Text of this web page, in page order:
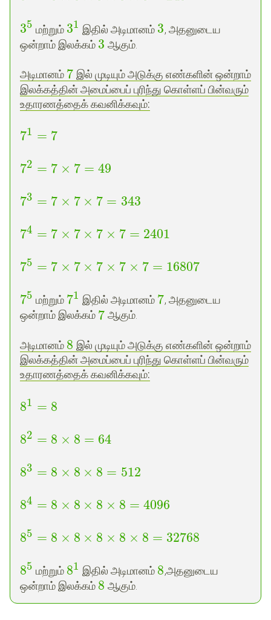
35 மற்றும் 31 இதில் அடிமானம் 3, அதனுடைய
ஒன்றாம் இலக்கம் 3 ஆகும்.
அடிமானம் 7 இல் முடியும் அடுக்கு எண்களின் ஒன்றாம்
இலக்கத்தின் அமைப்பைப் புரிந்து கொள்ளப் பின்வரும்
உதாரணத்தைக் கவனிக்கவும்:
71 = 7
72 = 7 × 7 = 49
73 = 7 × 7 × 7 = 343
74 = 7 × 7 × 7 × 7 = 2401
75 = 7 × 7 × 7 × 7 × 7 = 16807
75 மற்றும் 71 இதில் அடிமானம் 7, அதனுடைய
ஒன்றாம் இலக்கம் 7 ஆகும்.
அடிமானம் 8 இல் முடியும் அடுக்கு எண்களின் ஒன்றாம்
இலக்கத்தின் அமைப்பைப் புரிந்து கொள்ளப் பின்வரும்
உதாரணத்தைக் கவனிக்கவும்:
81 = 8
82 = 8 × 8 = 64
83 = 8 × 8 × 8 = 512
84 = 8 × 8 × 8 × 8 = 4096
85 = 8 × 8 × 8 × 8 × 8 = 32768
85 மற்றும் 81 இதில் அடிமானம் 8,அதனுடைய
ஒன்றாம் இலக்கம் 8 ஆகும்.